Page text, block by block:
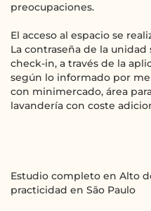
preocupaciones.
El acceso al espacio se
La contraseña de la
check-in, a través de la
según lo informado por
con minimercado, área
lavandería con coste
Estudio completo en Alto
practicidad en São Paulo